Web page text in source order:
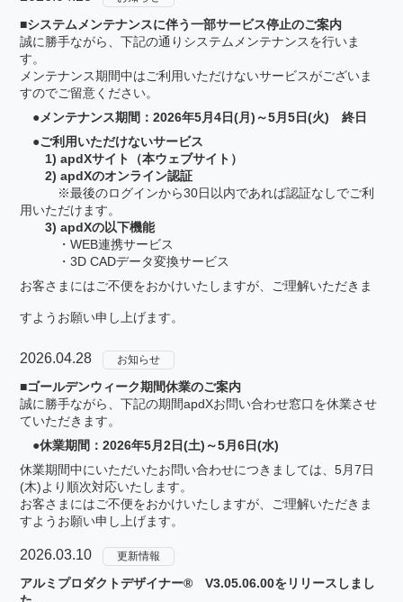
■システムメンテナンスに伴う一部サービス停止のご案内
誠に勝手ながら、下記の通りシステムメンテナンスを行いま
す。
メンテナンス期間中はご利用いただけないサービスがございま
すのでご留意ください。
●メンテナンス期間：2026年5月4日(月)～5月5日(火) 終日
●ご利用いただけないサービス
1) apdXサイト（本ウェブサイト）
2) apdXのオンライン認証
※最後のログインから30日以内であれば認証なしでご利
用いただけます。
3) apdXの以下機能
・WEB連携サービス
・3D CADデータ変換サービス
お客さまにはご不便をおかけいたしますが、ご理解いただきま
すようお願い申し上げます。
2026.04.28 お知らせ
■ゴールデンウィーク期間休業のご案内
誠に勝手ながら、下記の期間apdXお問い合わせ窓口を休業させ
ていただきます。
●休業期間：2026年5月2日(土)～5月6日(水)
休業期間中にいただいたお問い合わせにつきましては、5月7日
(木)より順次対応いたします。
お客さまにはご不便をおかけいたしますが、ご理解いただきま
すようお願い申し上げます。
2026.03.10 更新情報
アルミプロダクトデザイナー® V3.05.06.00をリリースしまし